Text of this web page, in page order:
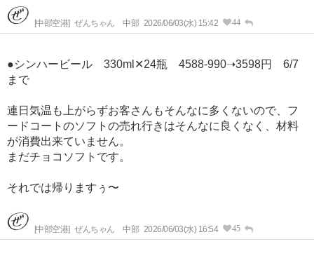
[中部空港] ぜんちゃん 中部 2026/06/03(水) 15:42 44
●シンハービール 330ml✕24瓶 4588-990➝3598円 6/7
まで
連日気温も上がらずお客さんもそんなに多くないので、フ
ードコートのソフトの売れ行きはそんなに良くなく、材料
が消費出来ていません。
まだチョコソフトです。
それでは帰りますぅ〜
[中部空港] ぜんちゃん 中部 2026/06/03(水) 16:54 45